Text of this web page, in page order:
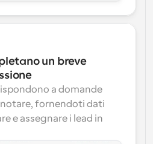
un breve
a domande
fornendoti dati
e assegnare i lead in